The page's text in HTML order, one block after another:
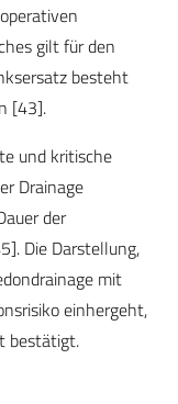
gilt für den
besteht
[43].
und kritische
Drainage
der
Die Darstellung,
mit
einhergeht,
bestätigt.